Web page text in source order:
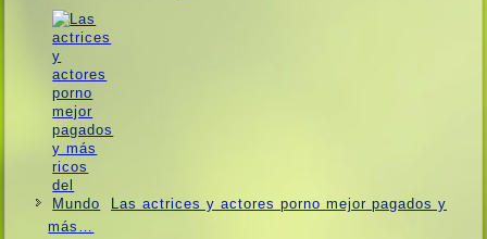
Las actrices y actores porno mejor pagados y
más…